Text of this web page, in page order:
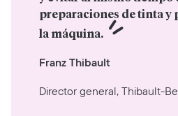
preparaciones de tinta y
la máquina.
Franz Thibault
Director general, Thibault-